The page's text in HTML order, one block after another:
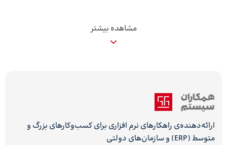
مشاهده بیشتر
ارائه‌دهنده‌ی راهکارهای نرم افزاری برای کسب‌وکارهای بزرگ و
متوسط (ERP) و سازمان‌های دولتی